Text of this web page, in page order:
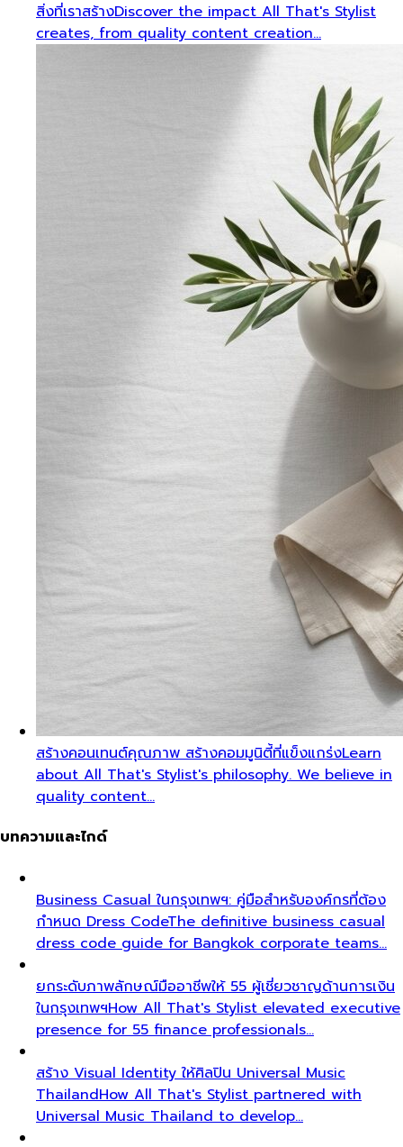
สิ่งที่เราสร้างDiscover the impact All That's Stylist
creates, from quality content creation…
สร้างคอนเทนต์คุณภาพ สร้างคอมมูนิตี้ที่แข็งแกร่งLearn
about All That's Stylist's philosophy. We believe in
quality content…
บทความและไกด์
Business Casual ในกรุงเทพฯ: คู่มือสำหรับองค์กรที่ต้อง
กำหนด Dress CodeThe definitive business casual
dress code guide for Bangkok corporate teams…
ยกระดับภาพลักษณ์มืออาชีพให้ 55 ผู้เชี่ยวชาญด้านการเงิน
ในกรุงเทพฯHow All That's Stylist elevated executive
presence for 55 finance professionals…
สร้าง Visual Identity ให้ศิลปิน Universal Music
ThailandHow All That's Stylist partnered with
Universal Music Thailand to develop…